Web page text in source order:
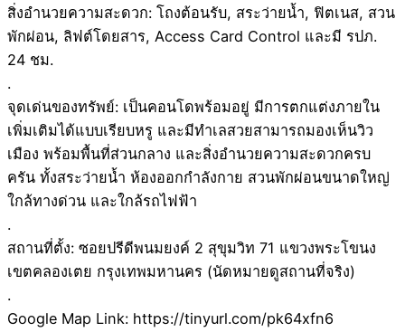
สิ่งอำนวยความสะดวก: โถงต้อนรับ, สระว่ายน้ำ, ฟิตเนส, สวน
พักผ่อน, ลิฟต์โดยสาร, Access Card Control และมี รปภ.
24 ชม.
.
จุดเด่นของทรัพย์: เป็นคอนโดพร้อมอยู่ มีการตกแต่งภายใน
เพิ่มเติมได้แบบเรียบหรู และมีทำเลสวยสามารถมองเห็นวิว
เมือง พร้อมพื้นที่ส่วนกลาง และสิ่งอำนวยความสะดวกครบ
ครัน ทั้งสระว่ายน้ำ ห้องออกกำลังกาย สวนพักผ่อนขนาดใหญ่
ใกล้ทางด่วน และใกล้รถไฟฟ้า
.
สถานที่ตั้ง: ซอยปรีดีพนมยงค์ 2 สุขุมวิท 71 แขวงพระโขนง
เขตคลองเตย กรุงเทพมหานคร (นัดหมายดูสถานที่จริง)
.
Google Map Link: https://tinyurl.com/pk64xfn6